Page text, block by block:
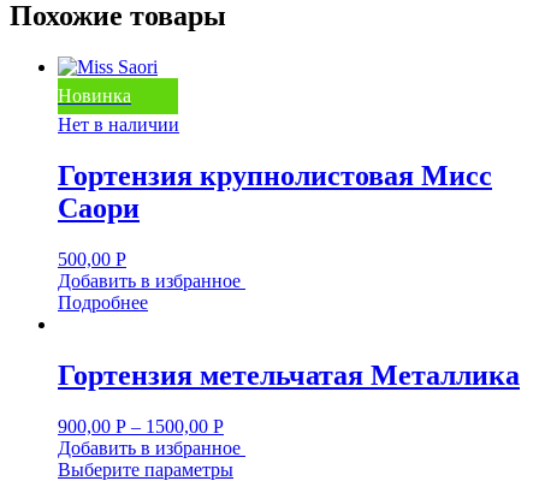
Похожие товары
Новинка
Нет в наличии
Гортензия крупнолистовая Мисс
Саори
500,00 Р
Добавить в избранное
Подробнее
Гортензия метельчатая Металлика
900,00 Р – 1500,00 Р
Добавить в избранное
Выберите параметры